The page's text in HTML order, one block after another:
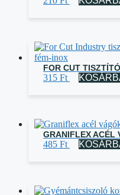
FOR CUT
315 Ft
GRANIFLEX ACÉL
485 Ft